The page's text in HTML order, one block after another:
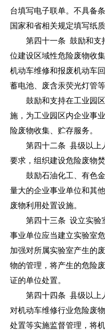
台填写电子联单。不具备
国家和省相关规定填写纸质
第四十一条 鼓励和支
位建设区域性危险废物收
机动车维修和报废机动车
蓄电池、废含汞荧光灯管等
鼓励和支持在工业园
施，为工业园区内企业事
险废物收集、贮存服务。
第四十二条 县级以上
要求，组织建设危险废物
鼓励石油化工、有色
量大的企业事业单位和其
废物利用处置设施。
第四十三条 设立实验
事业单位应当建立实验室
加强对所属实验室产生的
物的管理，将产生的危险
证的单位处置。
第四十四条 县级以上
对机动车维修行业危险废
处置等实施监督管理，将